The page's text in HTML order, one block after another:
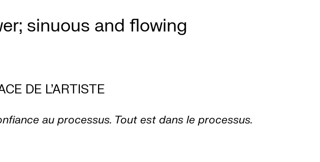
sinuous and flowing
DE L'ARTISTE
au processus. Tout est dans le processus.